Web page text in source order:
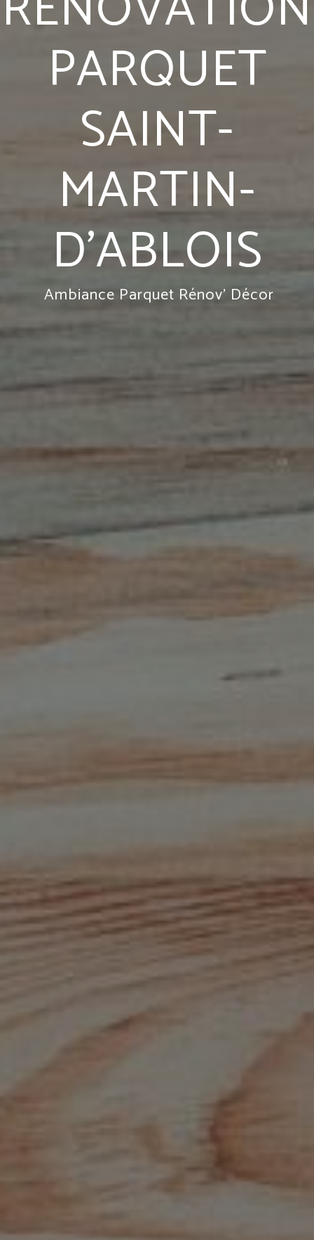
PARQUET
SAINT-
MARTIN-
D'ABLOIS
Ambiance Parquet Rénov' Décor